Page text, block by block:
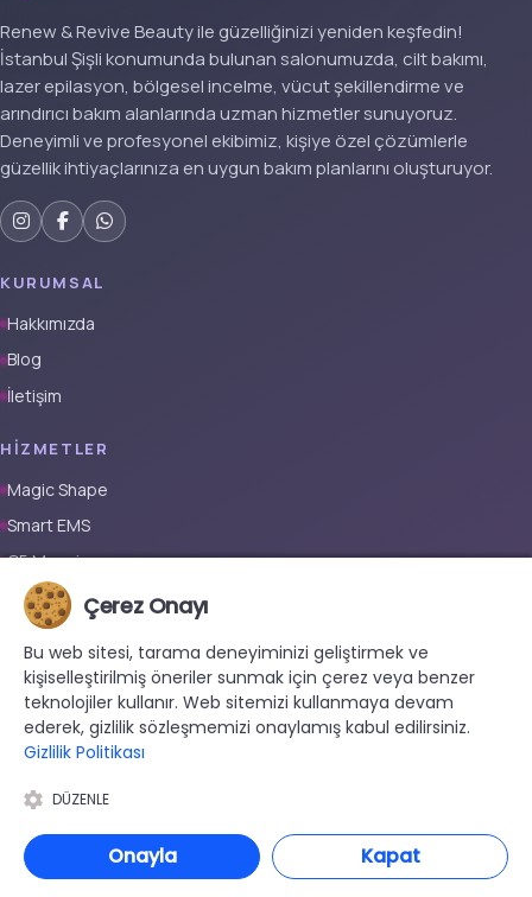
Renew & Revive Beauty ile güzelliğinizi yeniden keşfedin!
İstanbul Şişli konumunda bulunan salonumuzda, cilt bakımı,
lazer epilasyon, bölgesel incelme, vücut şekillendirme ve
arındırıcı bakım alanlarında uzman hizmetler sunuyoruz.
Deneyimli ve profesyonel ekibimiz, kişiye özel çözümlerle
güzellik ihtiyaçlarınıza en uygun bakım planlarını oluşturuyor.
KURUMSAL
Hakkımızda
Blog
İletişim
HIZMETLER
Magic Shape
Smart EMS
G5 Masajı
Tüm Vücut Epilasyon (Erkek)
Tüm Vücut Epilasyon (Kadın)
Protez Tırnak
İLETIŞIM
+90 533 038 48 24
hello@renewandrevive.co
Merkez Mah., Abide-i Hürriyet Cad. Üçler Apt, No:141 Kat:1 D:1,
34381 Şişli/İstanbul
Çerez Onayı
Bu web sitesi, tarama deneyiminizi geliştirmek ve
kişiselleştirilmiş öneriler sunmak için çerez veya benzer
teknolojiler kullanır. Web sitemizi kullanmaya devam
ederek, gizlilik sözleşmemizi onaylamış kabul edilirsiniz.
Gizlilik Politikası
DÜZENLE
Onayla Kapat